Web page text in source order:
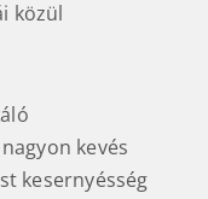
kinőtte
10.600
)
és szolgáltató